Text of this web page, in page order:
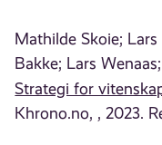
Mathilde Skoie; Lars
Bakke; Lars Wenaas;
Strategi for
Khrono.no, , 2023.